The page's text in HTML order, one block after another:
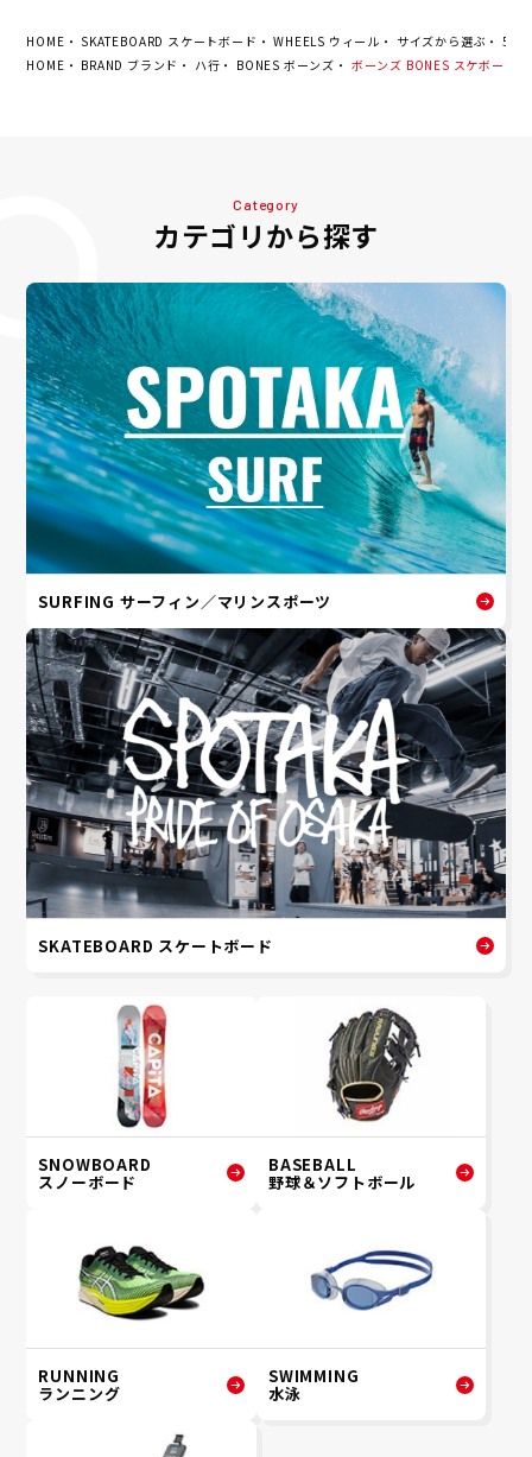
HOME SKATEBOARD スケートボード WHEELS ウィール サイズから選ぶ
HOME
BRAND ブランド ハ行 BONES ボーンズ ボーンズ BONES スケボー ス
Category
カテゴリから探す
SURFING サーフィン／マリンスポーツ
SKATEBOARD スケートボード
SNOWBOARD
スノーボード
BASEBALL
野球＆ソフトボール
RUNNING
ランニング
SWIMMING
水泳